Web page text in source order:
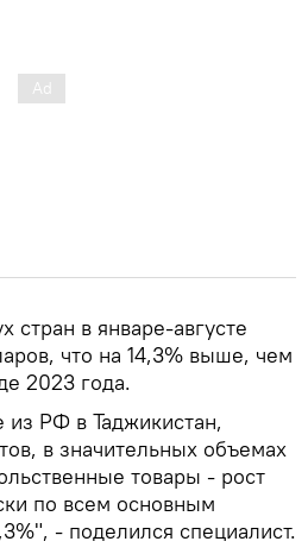
стран в январе-августе
что на 14,3% выше, чем
2023 года.
из РФ в Таджикистан,
в значительных объемах
товары - рост
по всем основным
- поделился специалист.